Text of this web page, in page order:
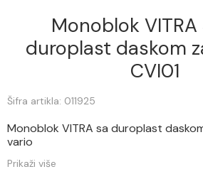
Monoblok VITRA
duroplast daskom
CVI01
Šifra artikla: 011925
Monoblok VITRA sa duroplast
vario
Prikaži više